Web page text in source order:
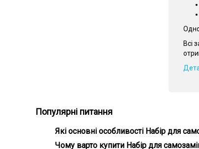
Всі
Популярні питання
Які основні особливості Набір для
Головні особливості Набір для
Чому варто купити Набір для